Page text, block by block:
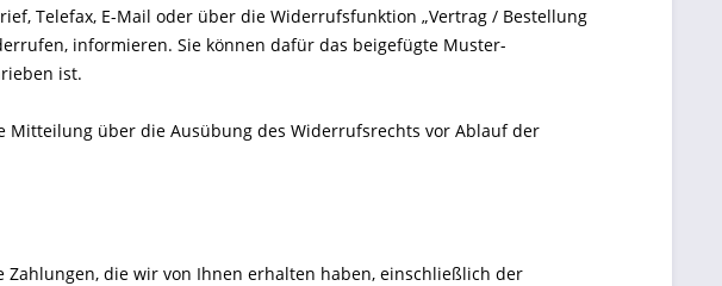
Telefax, E-Mail oder über die Widerrufsfunktion „Vertrag / Bestellung
informieren. Sie können dafür das beigefügte Muster-
ist.
Mitteilung über die Ausübung des Widerrufsrechts vor Ablauf der
die wir von Ihnen erhalten haben, einschließlich der